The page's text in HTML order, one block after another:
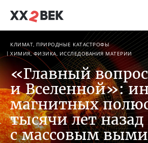
КЛИМАТ, ПРИРОДНЫЕ КАТАСТРОФЫ
ХИМИЯ, ФИЗИКА, ИССЛЕДОВАНИЯ МАТЕРИИ
«Главный
и Вселенной»:
магнитных
тысячи лет назад
с массовым